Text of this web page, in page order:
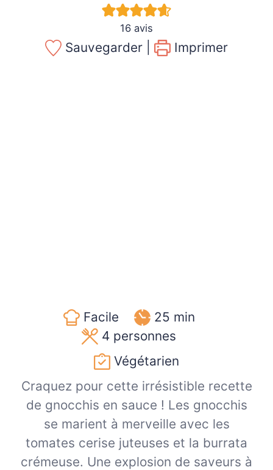
16 avis
Sauvegarder | Imprimer
Facile
25 min
4 personnes
Végétarien
Craquez pour cette irrésistible recette
de gnocchis en sauce ! Les gnocchis
se marient à merveille avec les
tomates cerise juteuses et la burrata
crémeuse. Une explosion de saveurs à